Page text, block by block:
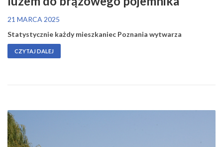
21 MARCA 2025
Statystycznie każdy mieszkaniec Poznania wytwarza
CZYTAJ DALEJ